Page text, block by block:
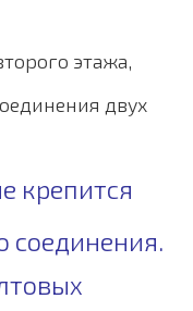
этажа,
двух
крепится
соединения.